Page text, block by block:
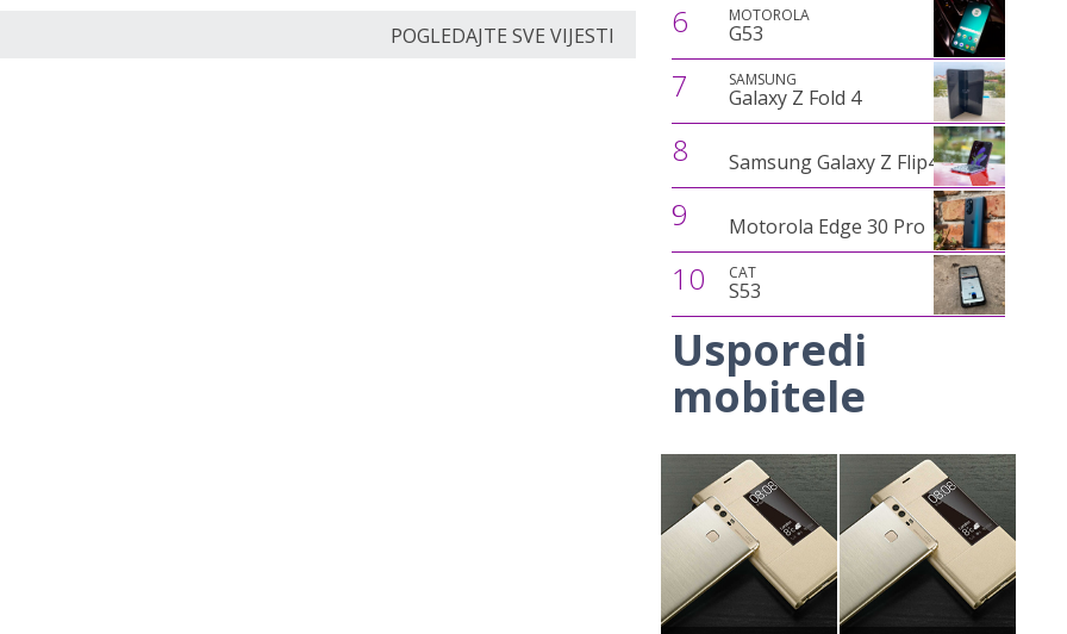
POGLEDAJTE SVE VIJESTI 6 MOTOROLA
G53
7 SAMSUNG
Galaxy Z Fold 4
8 Samsung Galaxy Z Flip4
9 Motorola Edge 30 Pro
10 CAT
S53
Usporedi
mobitele